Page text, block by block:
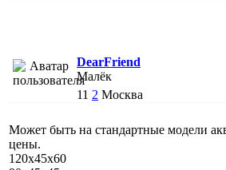
DearFriend
Малёк
11 2 Москва
Может быть на стандартные модели
цены.
120х45х60